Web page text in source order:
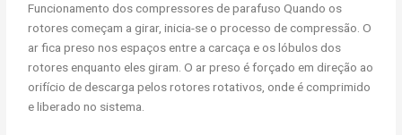
Funcionamento dos compressores de parafuso Quando os
rotores começam a girar, inicia-se o processo de compressão. O
ar fica preso nos espaços entre a carcaça e os lóbulos dos
rotores enquanto eles giram. O ar preso é forçado em direção ao
orifício de descarga pelos rotores rotativos, onde é comprimido
e liberado no sistema.